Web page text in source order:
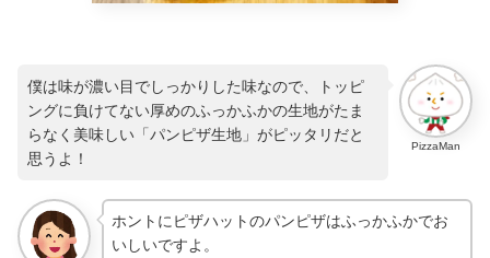
PizzaMan
僕は味が濃い目でしっかりした味なので、トッピ
ングに負けてない厚めのふっかふかの生地がたま
らなく美味しい「パンピザ生地」がピッタリだと
思うよ！
ホントにピザハットのパンピザはふっかふかでお
いしいですよ。